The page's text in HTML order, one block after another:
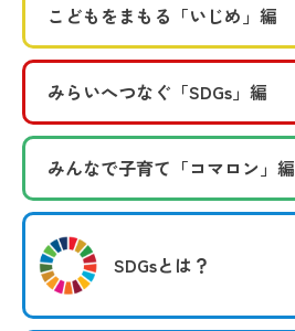
こどもをまもる 「いじめ」編
みらいへつなぐ 「SDGs」編
みんなで子育て 「コマロン」編
SDGsとは？